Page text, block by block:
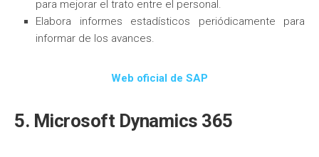
para mejorar el trato entre el personal.
Elabora informes estadísticos periódicamente para
informar de los avances.
Web oficial de SAP
5. Microsoft Dynamics 365